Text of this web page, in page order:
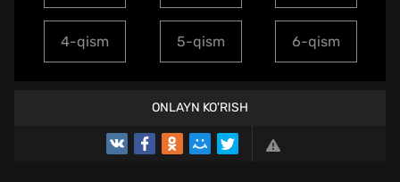
4-qism 5-qism 6-qism
ONLAYN KO'RISH